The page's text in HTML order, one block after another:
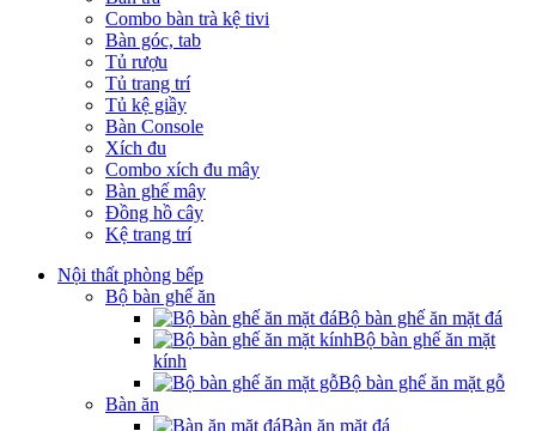
Combo bàn trà kệ tivi
Bàn góc, tab
Tủ rượu
Tủ trang trí
Tủ kệ giầy
Bàn Console
Xích đu
Combo xích đu mây
Bàn ghế mây
Đồng hồ cây
Kệ trang trí
Nội thất phòng bếp
Bộ bàn ghế ăn
Bộ bàn ghế ăn mặt đá
Bộ bàn ghế ăn mặt
kính
Bộ bàn ghế ăn mặt gỗ
Bàn ăn
Bàn ăn mặt đá